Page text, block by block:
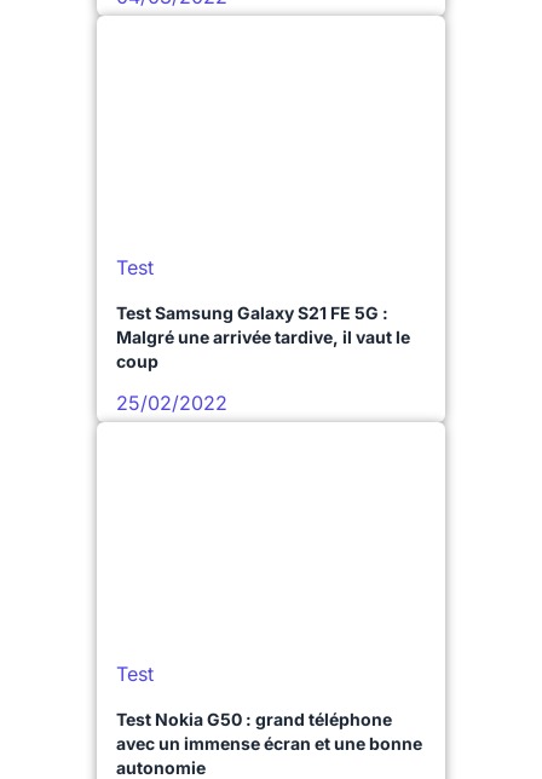
Test
Test Samsung Galaxy S21 FE 5G :
Malgré une arrivée tardive, il vaut le
coup
25/02/2022
Test
Test Nokia G50 : grand téléphone
avec un immense écran et une bonne
autonomie